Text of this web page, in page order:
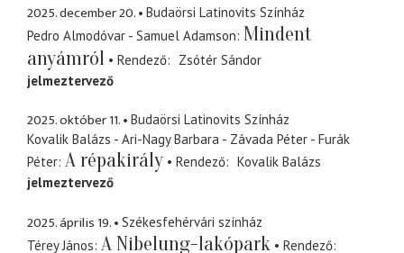
2025. december 20.
Budaörsi Latinovits Színház
Pedro Almodóvar - Samuel Adamson Mindent
anyámról
Rendező
Zsótér Sándor
jelmeztervező
2025. október 11.
Budaörsi Latinovits Színház
Kovalik Balázs - Ari-Nagy Barbara - Závada Péter - Furák
Péter A répakirály Rendező
Kovalik Balázs
jelmeztervező
2025. április 19.
Székesfehérvári színház
Térey János A Nibelung-lakópark
Rendező